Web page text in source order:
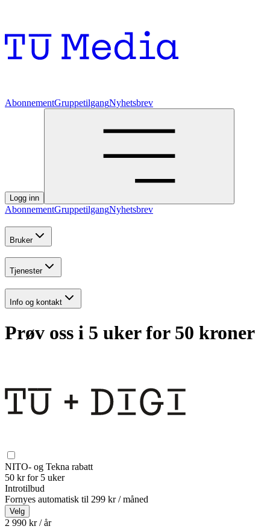
AbonnementGruppetilgangNyhetsbrev
Logg inn
AbonnementGruppetilgangNyhetsbrev
Bruker
Tjenester
Info og kontakt
Prøv oss i 5 uker for 50 kroner
NITO- og Tekna rabatt
50 kr for 5 uker
Introtilbud
Fornyes automatisk til 299 kr / måned
Velg
2 990 kr / år